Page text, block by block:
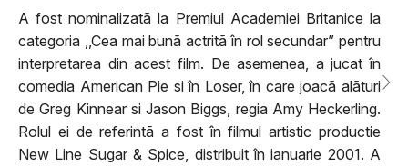
A fost nominalizatã la Premiul Academiei Britanice la
categoria ,,Cea mai bunã actritã în rol secundar” pentru
interpretarea din acest film. De asemenea, a jucat în
comedia American Pie si în Loser, în care joacã alãturi
de Greg Kinnear si Jason Biggs, regia Amy Heckerling.
Rolul ei de referintã a fost în filmul artistic productie
New Line Sugar & Spice, distribuit în ianuarie 2001. A